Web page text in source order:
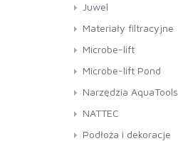
Juwel
Materiały filtracyjne
Microbe-lift
Microbe-lift Pond
Narzędzia AquaTools
NATTEC
Podłoża i dekoracje